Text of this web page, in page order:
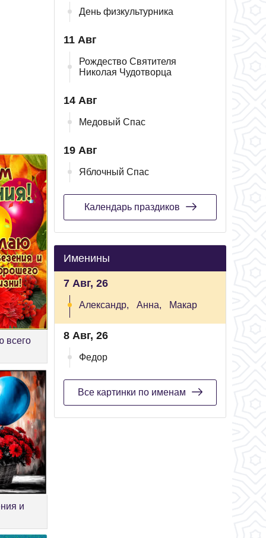
всего
и
День физкультурника
11 Авг
Рождество Святителя
Николая Чудотворца
14 Авг
Медовый Спас
19 Авг
Яблочный Спас
Календарь праздиков
Именины
7 Авг, 26
Александр, Анна, Макар
8 Авг, 26
Федор
Все картинки по именам